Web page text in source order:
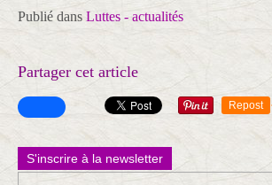
Publié dans Luttes - actualités
Partager cet article
Repost
S'inscrire à la newsletter